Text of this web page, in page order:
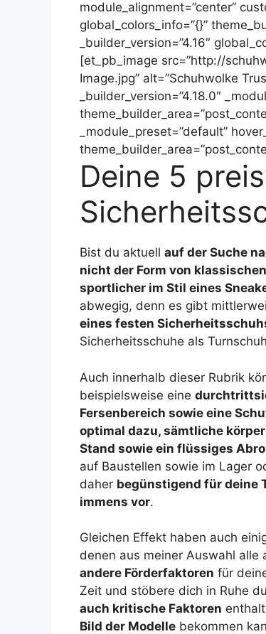
module_alignment=”center”
global_colors_info=”{}”
_builder_version=”4.16″
[et_pb_image src=”http://
Image.jpg” alt=”Schuhwolke
_builder_version=”4.18.0″
_module_preset=”default”
Deine 5
Bist du aktuell auf der Suche
nicht der Form von
sportlicher im Stil eines
abwegig, denn es gibt
eines festen
Sicherheitsschuhe als
Auch innerhalb dieser Rubrik
beispielsweise eine
Fersenbereich sowie eine
optimal dazu, sämtliche
Stand sowie ein flüssiges
auf Baustellen sowie im Lager
daher begünstigend für deine
immens vor.
Gleichen Effekt haben auch
denen aus meiner Auswahl alle
andere Förderfaktoren für
Zeit und stöbere dich in Ruhe
auch kritische Faktoren
Bild der Modelle bekommen